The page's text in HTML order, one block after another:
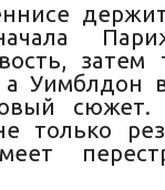
затем
а Уимблдон
сюжет.
только